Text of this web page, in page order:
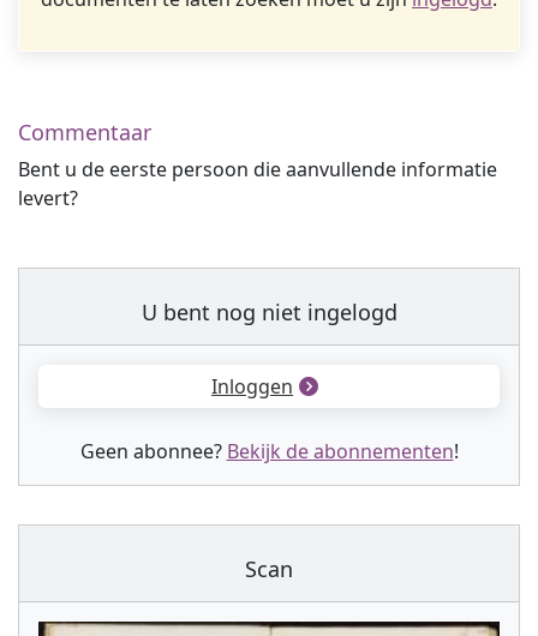
Commentaar
Bent u de eerste persoon die aanvullende informatie
levert?
U bent nog niet ingelogd
Inloggen
Geen abonnee? Bekijk de abonnementen!
Scan